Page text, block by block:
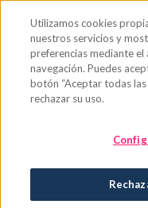
Utilizamos cookies
nuestros servicios y
preferencias mediante
navegación. Puedes
botón “Aceptar todas
rechazar su uso.